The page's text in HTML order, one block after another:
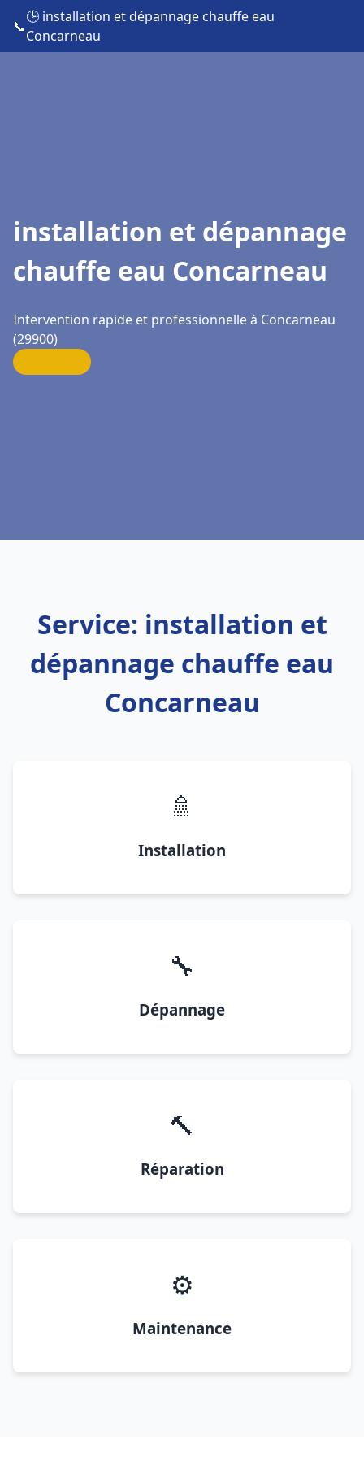
📞
🕒 installation et dépannage chauffe eau
Concarneau
installation et dépannage
chauffe eau Concarneau
Intervention rapide et professionnelle à Concarneau
(29900)
Service: installation et
dépannage chauffe eau
Concarneau
🚿
Installation
🔧
Dépannage
🔨
Réparation
⚙️
Maintenance